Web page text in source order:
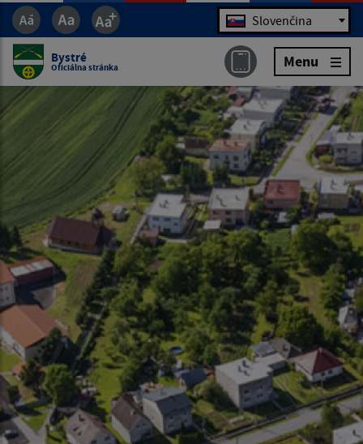
Jazyk Slovenčina
Bystré
Oficiálna stránka Menu